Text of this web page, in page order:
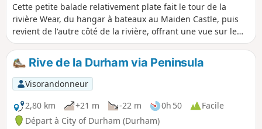
Cette petite balade relativement plate fait le tour de la
rivière Wear, du hangar à bateaux au Maiden Castle, puis
revient de l'autre côté de la rivière, offrant une vue sur le
château et la cathédrale et de nombreux endroits pour
pique-niquer. Cette balade est accessible aux fauteuils
roulants et aux poussettes.
Rive de la Durham via Peninsula
Visorandonneur
2,80 km
+21 m -22 m 0h 50
Facile
Départ à City of Durham (Durham)